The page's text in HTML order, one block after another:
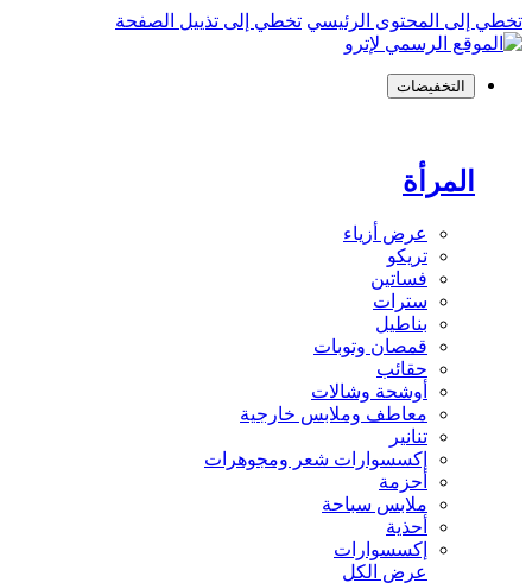
تخطي إلى المحتوى الرئيسي تخطي إلى تذييل الصفحة
التخفيضات
المرأة
عرض أزياء
تريكو
فساتين
سترات
بناطيل
قمصان وتوبات
حقائب
أوشحة وشالات
معاطف وملابس خارجية
تنانير
إكسسوارات شعر ومجوهرات
أحزمة
ملابس سباحة
أحذية
إكسسوارات
عرض الكل